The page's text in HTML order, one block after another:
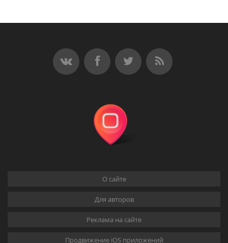
О сайте
Для авторов
Реклама на сайте
Продвижение iOS приложений